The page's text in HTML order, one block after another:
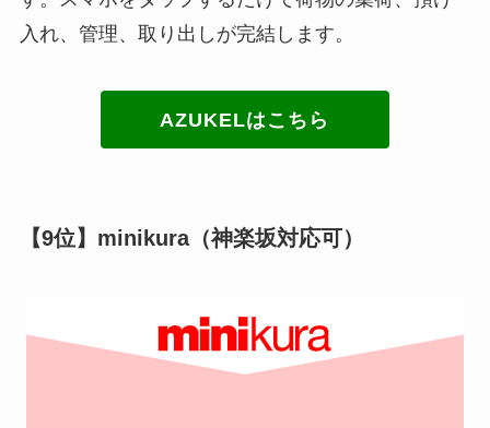
入れ、管理、取り出しが完結します。
AZUKELはこちら
【9位】minikura（神楽坂対応可）